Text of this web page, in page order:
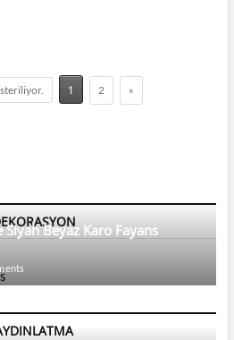
1 2 »
Beyaz Karo Fayans